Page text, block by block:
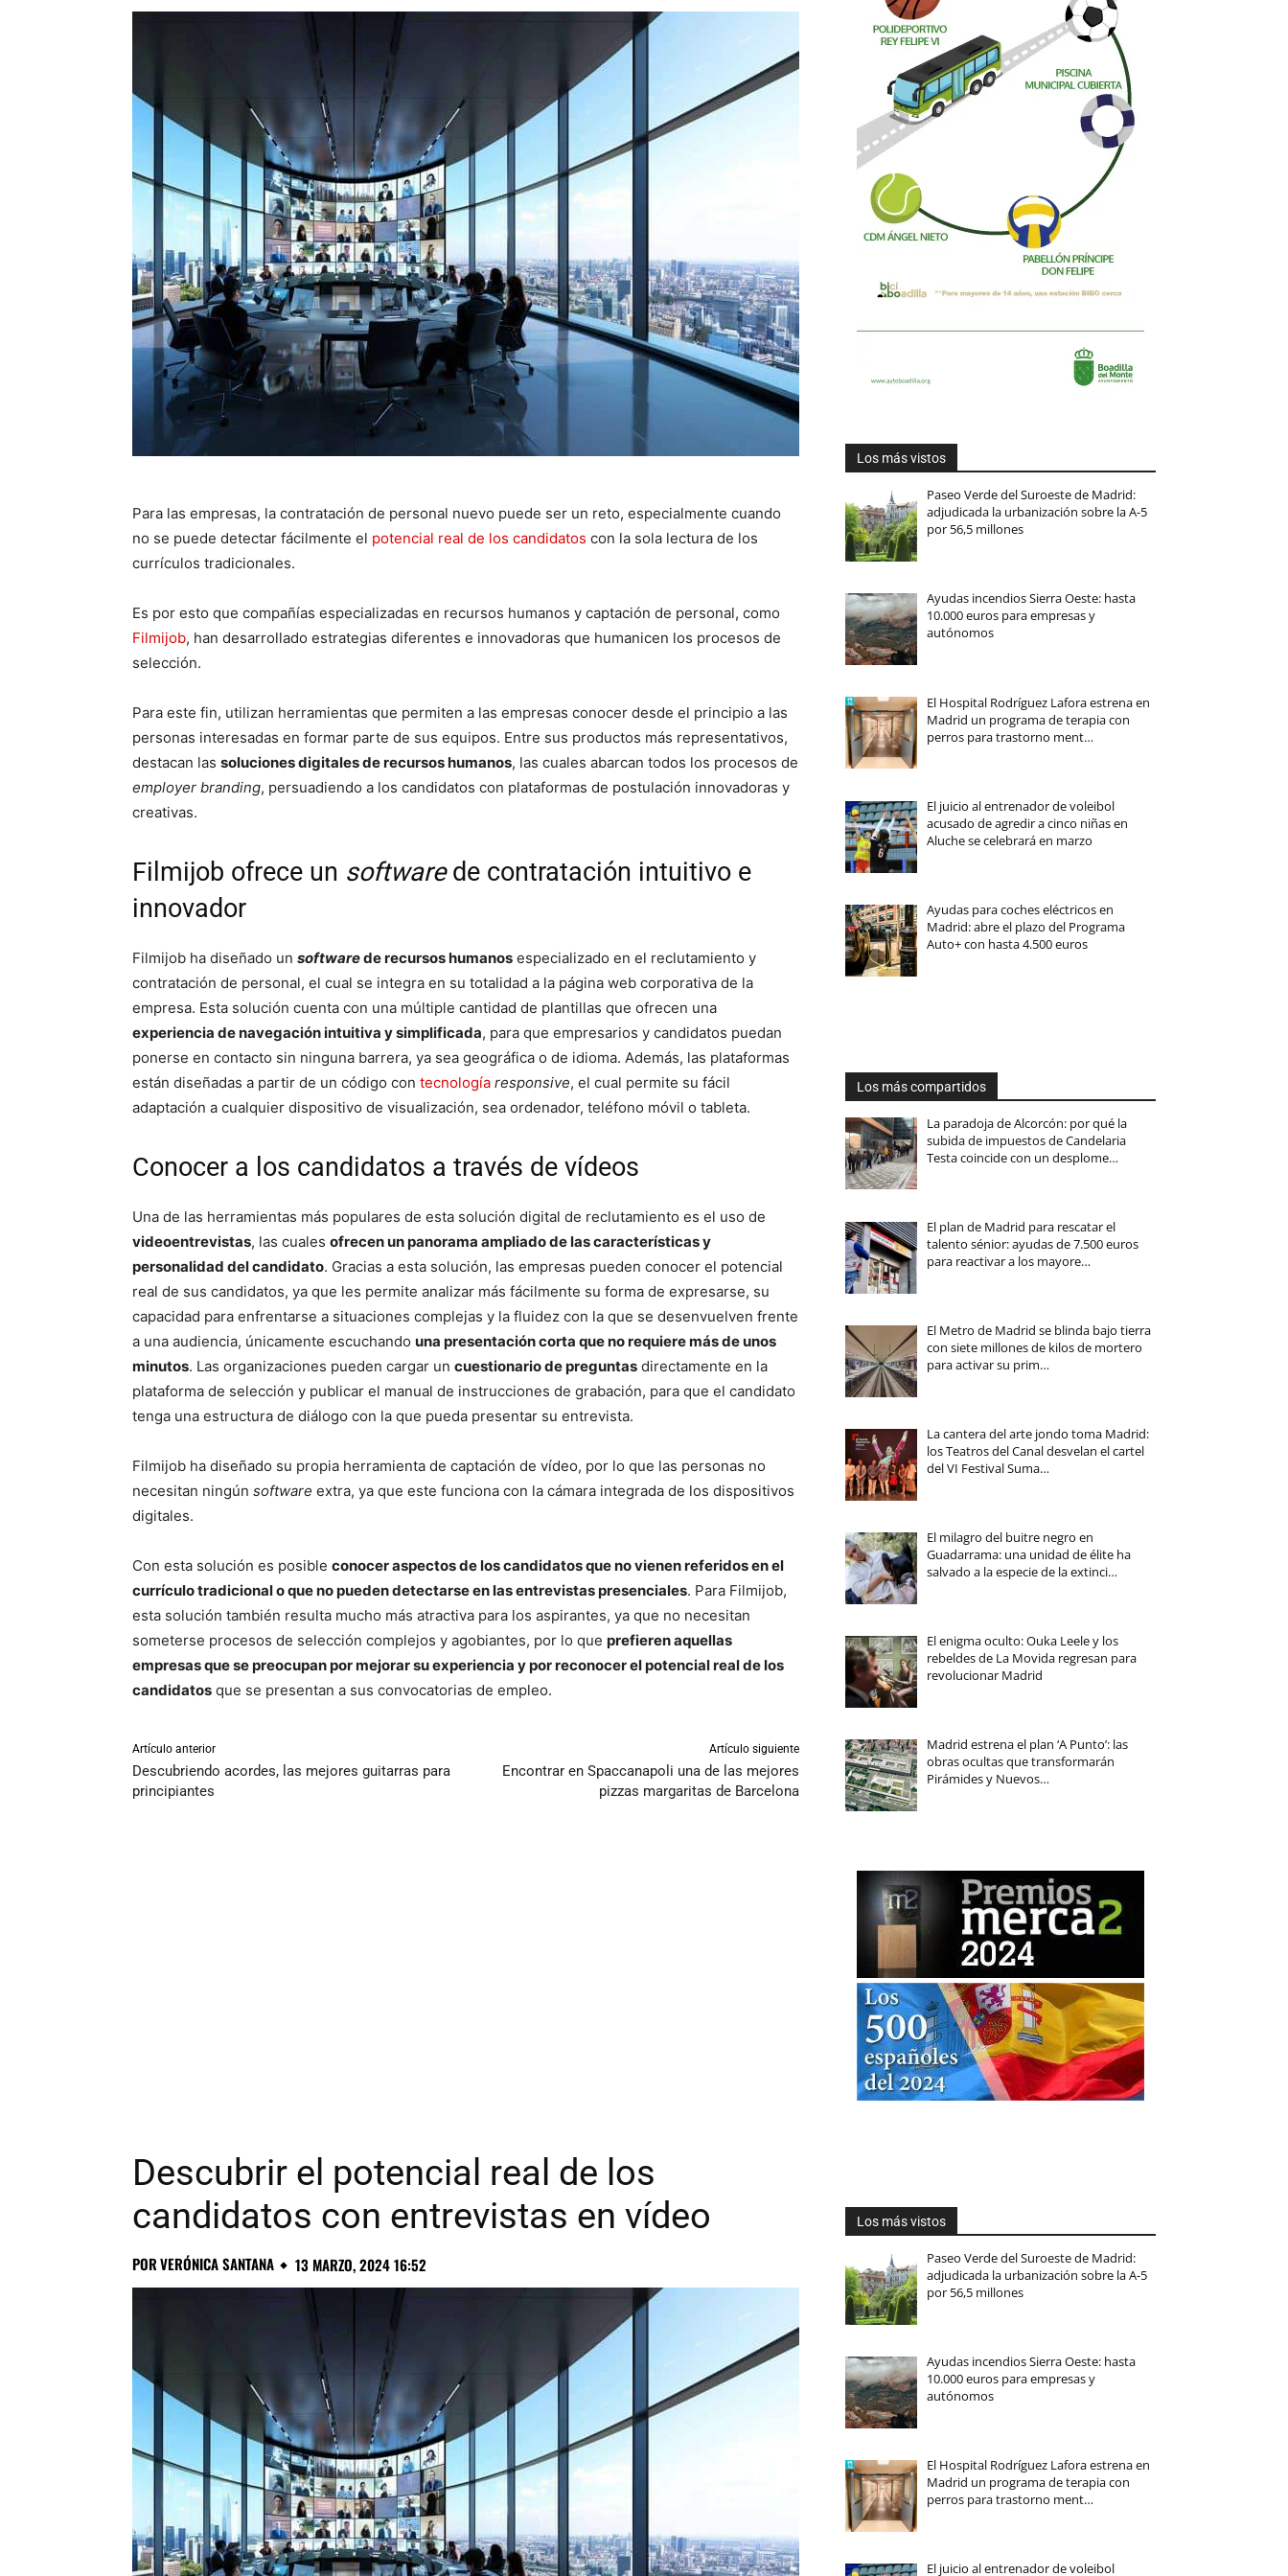
Para las empresas, la contratación de personal nuevo puede ser un reto, especialmente cuando
no se puede detectar fácilmente el potencial real de los candidatos con la sola lectura de los
currículos tradicionales.
Es por esto que compañías especializadas en recursos humanos y captación de personal, como
Filmijob, han desarrollado estrategias diferentes e innovadoras que humanicen los procesos de
selección.
Para este fin, utilizan herramientas que permiten a las empresas conocer desde el principio a las
personas interesadas en formar parte de sus equipos. Entre sus productos más representativos,
destacan las soluciones digitales de recursos humanos, las cuales abarcan todos los procesos de
employer branding, persuadiendo a los candidatos con plataformas de postulación innovadoras y
creativas.
Filmijob ofrece un softwarede contratación intuitivo e
innovador
Filmijob ha diseñado un softwarede recursos humanos especializado en el reclutamiento y
contratación de personal, el cual se integra en su totalidad a la página web corporativa de la
empresa. Esta solución cuenta con una múltiple cantidad de plantillas que ofrecen una
experiencia de navegación intuitiva y simplificada, para que empresarios y candidatos puedan
ponerse en contacto sin ninguna barrera, ya sea geográfica o de idioma. Además, las plataformas
están diseñadas a partir de un código con tecnología responsive, el cual permite su fácil
adaptación a cualquier dispositivo de visualización, sea ordenador, teléfono móvil o tableta.
Conocer a los candidatos a través de vídeos
Una de las herramientas más populares de esta solución digital de reclutamiento es el uso de
videoentrevistas, las cuales ofrecen un panorama ampliado de las características y
personalidad del candidato. Gracias a esta solución, las empresas pueden conocer el potencial
real de sus candidatos, ya que les permite analizar más fácilmente su forma de expresarse, su
capacidad para enfrentarse a situaciones complejas y la fluidez con la que se desenvuelven frente
a una audiencia, únicamente escuchando una presentación corta que no requiere más de unos
minutos. Las organizaciones pueden cargar un cuestionario de preguntas directamente en la
plataforma de selección y publicar el manual de instrucciones de grabación, para que el candidato
tenga una estructura de diálogo con la que pueda presentar su entrevista.
Filmijob ha diseñado su propia herramienta de captación de vídeo, por lo que las personas no
necesitan ningún software extra, ya que este funciona con la cámara integrada de los dispositivos
digitales.
Con esta solución es posible conocer aspectos de los candidatos que no vienen referidos en el
currículo tradicional o que no pueden detectarse en las entrevistas presenciales. Para Filmijob,
esta solución también resulta mucho más atractiva para los aspirantes, ya que no necesitan
someterse procesos de selección complejos y agobiantes, por lo que prefieren aquellas
empresas que se preocupan por mejorar su experiencia y por reconocer el potencial real de los
candidatos que se presentan a sus convocatorias de empleo.
Artículo anterior
Descubriendo acordes, las mejores guitarras para
principiantes
Artículo siguiente
Encontrar en Spaccanapoli una de las mejores
pizzas margaritas de Barcelona
Los más vistos
Paseo Verde del Suroeste de Madrid:
adjudicada la urbanización sobre la A-5
por 56,5 millones
Ayudas incendios Sierra Oeste: hasta
10.000 euros para empresas y
autónomos
El Hospital Rodríguez Lafora estrena en
Madrid un programa de terapia con
perros para trastorno ment…
El juicio al entrenador de voleibol
acusado de agredir a cinco niñas en
Aluche se celebrará en marzo
Ayudas para coches eléctricos en
Madrid: abre el plazo del Programa
Auto+ con hasta 4.500 euros
Los más compartidos
La paradoja de Alcorcón: por qué la
subida de impuestos de Candelaria
Testa coincide con un desplome…
El plan de Madrid para rescatar el
talento sénior: ayudas de 7.500 euros
para reactivar a los mayore…
El Metro de Madrid se blinda bajo tierra
con siete millones de kilos de mortero
para activar su prim…
La cantera del arte jondo toma Madrid:
los Teatros del Canal desvelan el cartel
del VI Festival Suma…
El milagro del buitre negro en
Guadarrama: una unidad de élite ha
salvado a la especie de la extinci…
El enigma oculto: Ouka Leele y los
rebeldes de La Movida regresan para
revolucionar Madrid
Madrid estrena el plan ‘A Punto’: las
obras ocultas que transformarán
Pirámides y Nuevos…
Descubrir el potencial real de los
candidatos con entrevistas en vídeo
PORVERÓNICA SANTANA 13 MARZO, 2024 16:52
Los más vistos
Paseo Verde del Suroeste de Madrid:
adjudicada la urbanización sobre la A-5
por 56,5 millones
Ayudas incendios Sierra Oeste: hasta
10.000 euros para empresas y
autónomos
El Hospital Rodríguez Lafora estrena en
Madrid un programa de terapia con
perros para trastorno ment…
El juicio al entrenador de voleibol